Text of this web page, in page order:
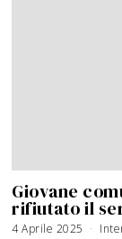
Giovane
rifiutato il
4 Aprile 2025